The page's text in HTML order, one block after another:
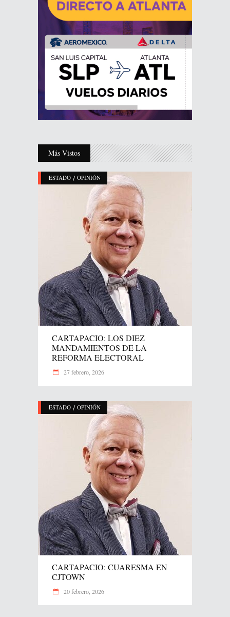
Más Vistos
ESTADO / OPINIÓN
CARTAPACIO: LOS DIEZ
MANDAMIENTOS DE LA
REFORMA ELECTORAL
27 febrero, 2026
ESTADO / OPINIÓN
CARTAPACIO: CUARESMA EN
CJTOWN
20 febrero, 2026